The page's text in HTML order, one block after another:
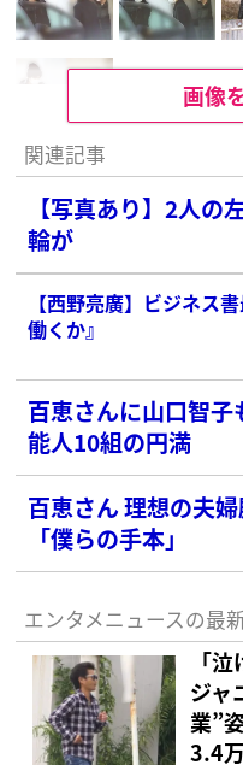
画像
関連記事
【写真あり】2人の
輪が
【西野亮廣】ビジネス
働くか』
百恵さんに山口智
能人10組の円満
百恵さん 理想の夫
「僕らの手本」
エンタメニュースの最
「
ジャ
業”
3.4